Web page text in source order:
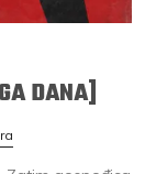
DANA]